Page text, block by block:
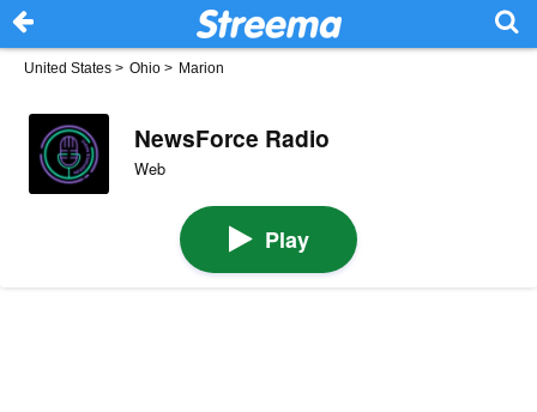
United States > Ohio > Marion
NewsForce Radio
Web
Play